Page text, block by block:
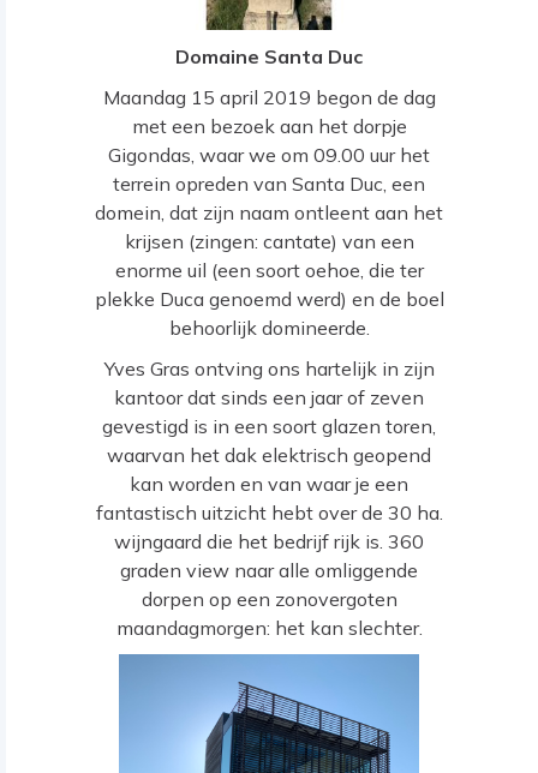
Domaine Santa Duc
Maandag 15 april 2019 begon de dag
met een bezoek aan het dorpje
Gigondas, waar we om 09.00 uur het
terrein opreden van Santa Duc, een
domein, dat zijn naam ontleent aan het
krijsen (zingen: cantate) van een
enorme uil (een soort oehoe, die ter
plekke Duca genoemd werd) en de boel
behoorlijk domineerde.
Yves Gras ontving ons hartelijk in zijn
kantoor dat sinds een jaar of zeven
gevestigd is in een soort glazen toren,
waarvan het dak elektrisch geopend
kan worden en van waar je een
fantastisch uitzicht hebt over de 30 ha.
wijngaard die het bedrijf rijk is. 360
graden view naar alle omliggende
dorpen op een zonovergoten
maandagmorgen: het kan slechter.